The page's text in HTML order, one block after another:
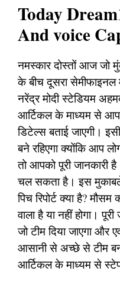
Today
And voice
नमस्कार दोस्तों आज जो
के बीच दूसरा सेमीफाइनल
नरेंद्र मोदी स्टेडियम
आर्टिकल के माध्यम से
डिटेल्स बताई जाएगी।
बने रहिएगा क्योंकि आप
तो आपको पूरी जानकारी
चल सकता है। इस मुकाबले
पिच रिपोर्ट क्या है? मौसम
वाला है या नहीं होगा।
जो टीम दिया जाएगा और
आसानी से अच्छे से टीम
आर्टिकल के माध्यम से